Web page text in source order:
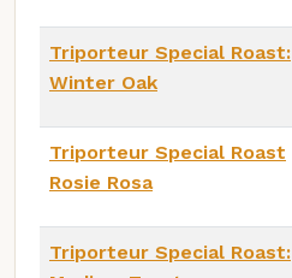
Triporteur Special Roast:
Winter Oak
Triporteur Special Roast
Rosie Rosa
Triporteur Special Roast: